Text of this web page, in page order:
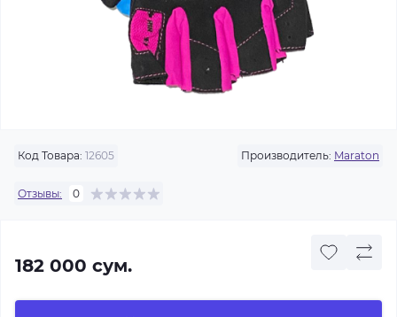
Код Товара: 12605 Производитель: Maraton
Отзывы: 0
182 000 сум.